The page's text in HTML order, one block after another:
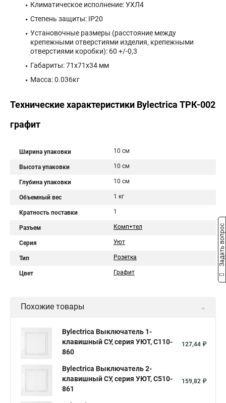
Климатическое исполнение: УХЛ4
Степень защиты: IP20
Установочные размеры (расстояние между
крепежными отверстиями изделия, крепежными
отверстиями коробки): 60 +/-0,3
Габариты: 71x71x34 мм
Масса: 0.036кг
Технические характеристики Bylectrica ТРК-002
графит
Ширина упаковки 10 см
Высота упаковки 10 см
Глубина упаковки 10 см
Объемный вес 1 кг
Кратность поставки 1
Разъем Комп+тел
Серия Уют
Тип Розетка
Цвет Графит
Похожие товары
Bylectrica Выключатель 1-
клавишный СУ, серия УЮТ, С110-
860
127,44 ₽
Bylectrica Выключатель 2-
клавишный СУ, серия УЮТ, С510-
861
159,82 ₽
Задать вопрос